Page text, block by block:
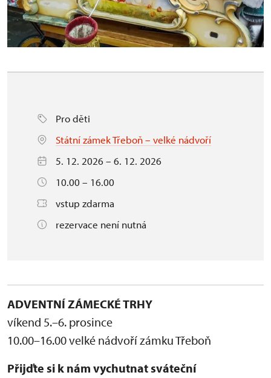
Pro děti
Státní zámek Třeboň – velké nádvoří
5. 12. 2026 – 6. 12. 2026
10.00 – 16.00
vstup zdarma
rezervace není nutná
ADVENTNÍ ZÁMECKÉ TRHY
víkend 5.–6. prosince
10.00–16.00velké nádvoří zámku Třeboň
Přijďte si k nám vychutnat sváteční